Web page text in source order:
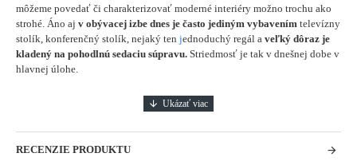
môžeme povedať či charakterizovať moderné interiéry možno trochu ako
strohé. Áno aj v obývacej izbe dnes je často jediným vybavením televízny
stolík, konferenčný stolík, nejaký ten jednoduchý regál a veľký dôraz je
kladený na pohodlnú sedaciu súpravu. Striedmosť je tak v dnešnej dobe v
hlavnej úlohe.
RECENZIE PRODUKTU